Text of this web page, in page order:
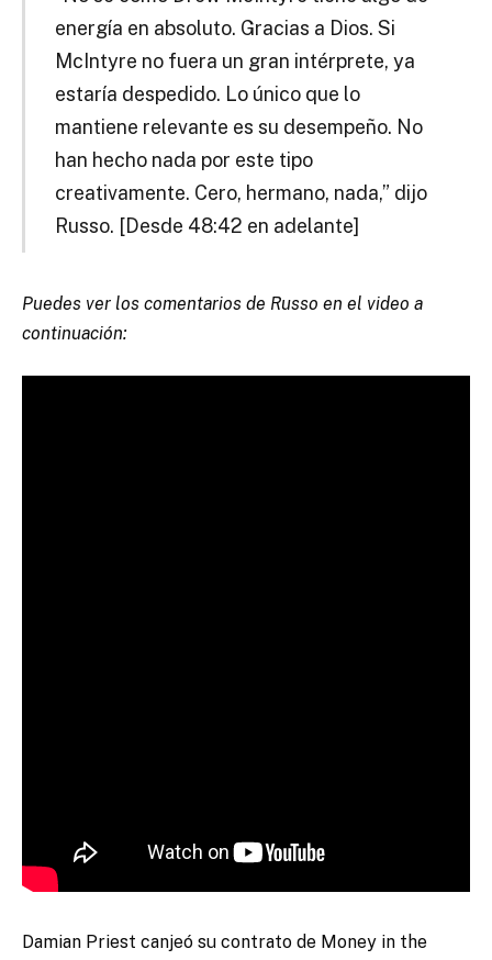
energía en absoluto. Gracias a Dios. Si
McIntyre no fuera un gran intérprete, ya
estaría despedido. Lo único que lo
mantiene relevante es su desempeño. No
han hecho nada por este tipo
creativamente. Cero, hermano, nada,” dijo
Russo. [Desde 48:42 en adelante]
Puedes ver los comentarios de Russo en el video a
continuación:
Damian Priest canjeó su contrato de Money in the